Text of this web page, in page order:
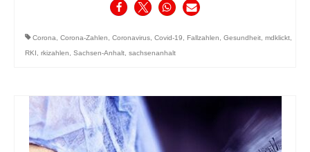
Corona, Corona-Zahlen, Coronavirus, Covid-19, Fallzahlen, Gesundheit, mdklickt,
RKI , rkizahlen, Sachsen-Anhalt, sachsenanhalt